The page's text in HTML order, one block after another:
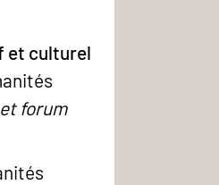
et culturel
forum